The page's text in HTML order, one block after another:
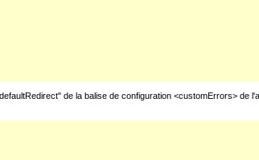
de la balise de configuration <customErrors> de